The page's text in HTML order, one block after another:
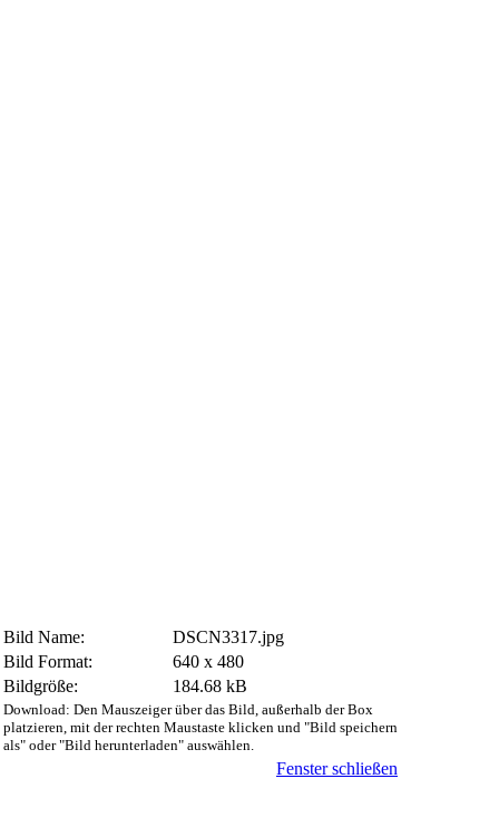
Bild Name:
DSCN3317.jpg
Bild Format:
640 x 480
Bildgröße:
184.68 kB
Download: Den Mauszeiger über das Bild, außerhalb der Box
platzieren, mit der rechten Maustaste klicken und "Bild speichern
als" oder "Bild herunterladen" auswählen.
Fenster schließen